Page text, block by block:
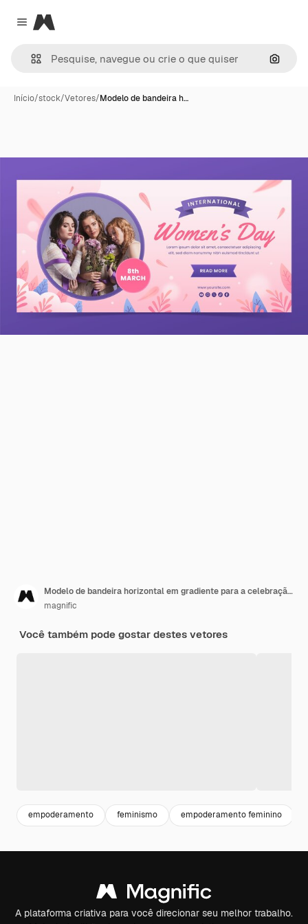
Close menu
Magnific
Início/stock/Vetores/Modelo de bandeira h…
Modelo de bandeira horizontal em gradiente para a celebração do Dia Internacional da Mulher
magnific
Você também pode gostar destes vetores
empoderamento feminismo empoderamento feminino
A plataforma criativa para você direcionar seu melhor trabalho.